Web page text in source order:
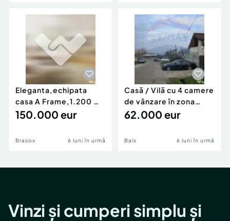
Eleganta,echipata
casa A Frame,1.200 mp
teren,deschidere Pia
150.000 eur
Brasov 6 luni în urmă
Casă / Vilă cu 4 camere
de vânzare în zona
Periferie
62.000 eur
Bals 6 luni în urmă
Vinzi și cumperi simplu și